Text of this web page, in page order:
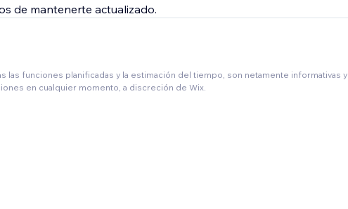
de mantenerte actualizado.
las funciones planificadas y la estimación del tiempo, son netamente informativas y
en cualquier momento, a discreción de Wix.